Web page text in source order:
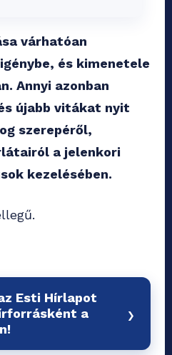
várhatóan
és kimenetele
Annyi azonban
újabb vitákat nyit
szerepéről,
a jelenkori
kezelésében.
Esti Hírlapot
a
›